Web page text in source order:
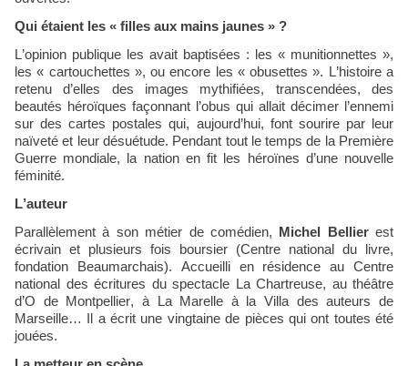
Qui étaient les « filles aux mains jaunes » ?
L’opinion publique les avait baptisées : les « munitionnettes »,
les « cartouchettes », ou encore les « obusettes ». L’histoire a
retenu d’elles des images mythifiées, transcendées, des
beautés héroïques façonnant l’obus qui allait décimer l’ennemi
sur des cartes postales qui, aujourd’hui, font sourire par leur
naïveté et leur désuétude. Pendant tout le temps de la Première
Guerre mondiale, la nation en fit les héroïnes d’une nouvelle
féminité.
L’auteur
Parallèlement à son métier de comédien, Michel Bellier est
écrivain et plusieurs fois boursier (Centre national du livre,
fondation Beaumarchais). Accueilli en résidence au Centre
national des écritures du spectacle La Chartreuse, au théâtre
d’O de Montpellier, à La Marelle à la Villa des auteurs de
Marseille… Il a écrit une vingtaine de pièces qui ont toutes été
jouées.